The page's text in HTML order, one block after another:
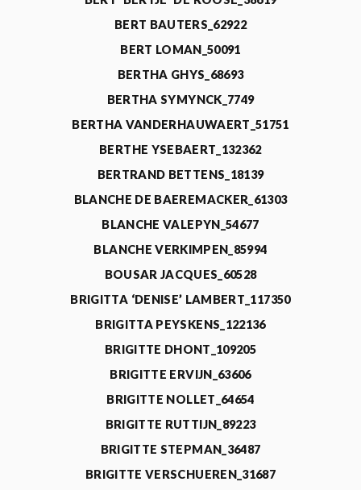
BERT BAUTERS_62922
BERT LOMAN_50091
BERTHA GHYS_68693
BERTHA SYMYNCK_7749
BERTHA VANDERHAUWAERT_51751
BERTHE YSEBAERT_132362
BERTRAND BETTENS_18139
BLANCHE DE BAEREMACKER_61303
BLANCHE VALEPYN_54677
BLANCHE VERKIMPEN_85994
BOUSAR JACQUES_60528
BRIGITTA ‘DENISE’ LAMBERT_117350
BRIGITTA PEYSKENS_122136
BRIGITTE DHONT_109205
BRIGITTE ERVIJN_63606
BRIGITTE NOLLET_64654
BRIGITTE RUTTIJN_89223
BRIGITTE STEPMAN_36487
BRIGITTE VERSCHUEREN_31687